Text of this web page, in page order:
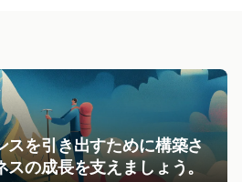
スを引き出すために構築さ
の成長を支えましょう。